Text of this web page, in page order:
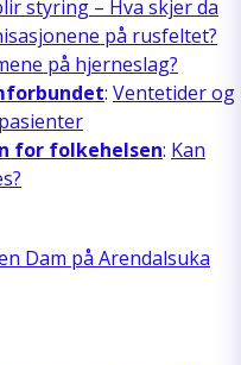
styring – Hva skjer da
på rusfeltet?
på hjerneslag?
: Ventetider og
for folkehelsen: Kan
Dam på Arendalsuka